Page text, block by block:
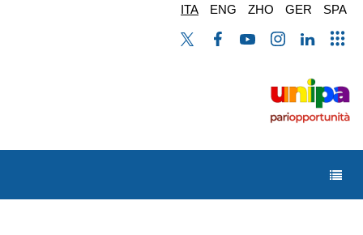
ITA ENG ZHO GER SPA